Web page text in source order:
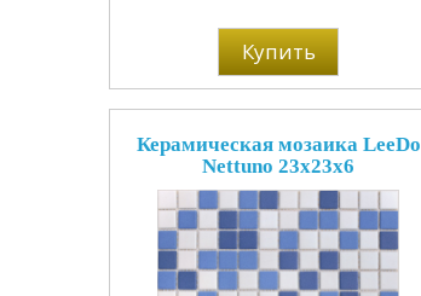
Купить
Керамическая мозаика LeeDo
Nettuno 23x23x6